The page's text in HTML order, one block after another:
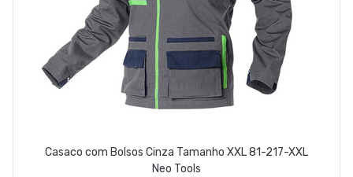
Casaco com Bolsos Cinza Tamanho XXL 81-217-XXL
Neo Tools